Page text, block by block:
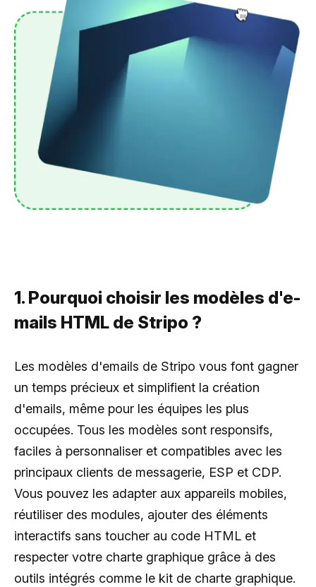
1. Pourquoi choisir les modèles d'e-
mails HTML de Stripo ?
Les modèles d'emails de Stripo vous font gagner
un temps précieux et simplifient la création
d'emails, même pour les équipes les plus
occupées. Tous les modèles sont responsifs,
faciles à personnaliser et compatibles avec les
principaux clients de messagerie, ESP et CDP.
Vous pouvez les adapter aux appareils mobiles,
réutiliser des modules, ajouter des éléments
interactifs sans toucher au code HTML et
respecter votre charte graphique grâce à des
outils intégrés comme le kit de charte graphique.